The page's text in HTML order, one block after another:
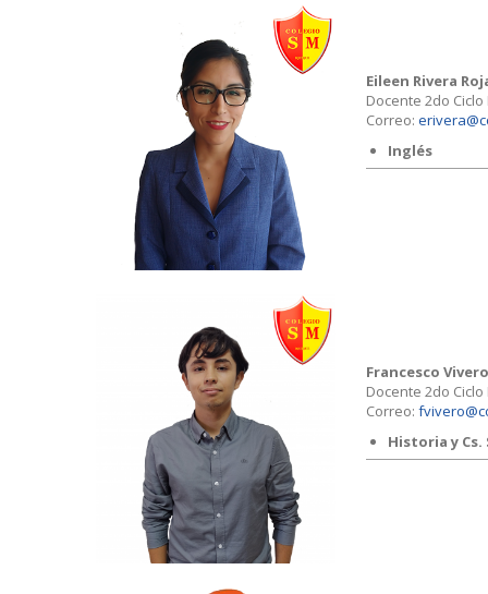
Eileen Rivera
Docente 2do
Correo:
Inglés
Francesco
Docente 2do
Correo:
Historia y Cs.